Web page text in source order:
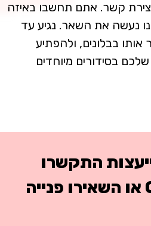
קשר. אתם תחשבו באיזה
נעשה את השאר. נגיע עד
בבלונים, ולהפתיע
בסידורים מיוחדים
התקשרו
או השאירו פנייה